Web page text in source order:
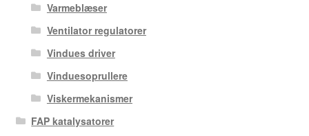
Varmeblæser
Ventilator regulatorer
Vindues driver
Vinduesoprullere
Viskermekanismer
FAP katalysatorer